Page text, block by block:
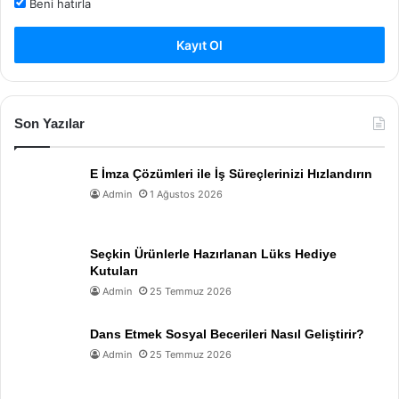
Beni hatırla
Kayıt Ol
Son Yazılar
E İmza Çözümleri ile İş Süreçlerinizi Hızlandırın
Admin 1 Ağustos 2026
Seçkin Ürünlerle Hazırlanan Lüks Hediye
Kutuları
Admin 25 Temmuz 2026
Dans Etmek Sosyal Becerileri Nasıl Geliştirir?
Admin 25 Temmuz 2026